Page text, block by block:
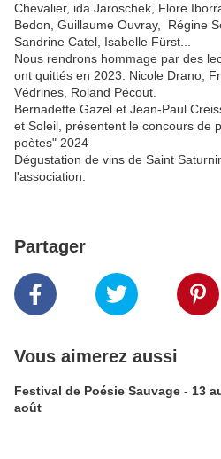
Chevalier, ida Jaroschek, Flore
Bedon, Guillaume Ouvray, Régine
Sandrine Catel, Isabelle Fürst...
Nous rendrons hommage par des
ont quittés en 2023: Nicole Drano,
Védrines, Roland Pécout.
Bernadette Gazel et Jean-Paul
et Soleil, présentent le concours de
poètes" 2024
Dégustation de vins de Saint
l'association.
Partager
Vous aimerez aussi
Festival de Poésie Sauvage - 13
août